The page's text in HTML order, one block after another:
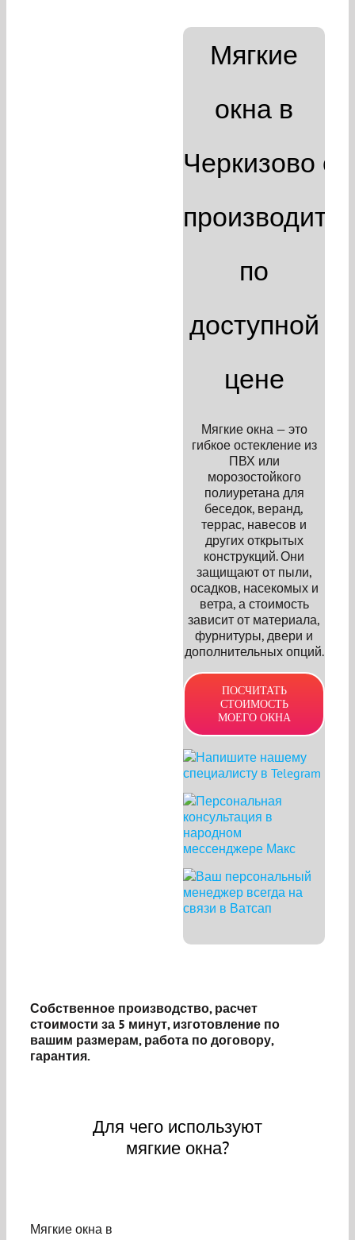
Мягкие
окна в
Черкизово от
по
доступной
цене
Мягкие окна — это
гибкое остекление из
ПВХ или
морозостойкого
полиуретана для
беседок, веранд,
террас, навесов и
других открытых
конструкций. Они
защищают от пыли,
осадков, насекомых и
ветра, а стоимость
зависит от материала,
фурнитуры, двери и
дополнительных опций.
ПОСЧИТАТЬ
СТОИМОСТЬ
МОЕГО ОКНА
Собственное производство, расчет
стоимости за 5 минут, изготовление по
вашим размерам, работа по договору,
гарантия.
Для чего используют
мягкие окна?
Мягкие окна в